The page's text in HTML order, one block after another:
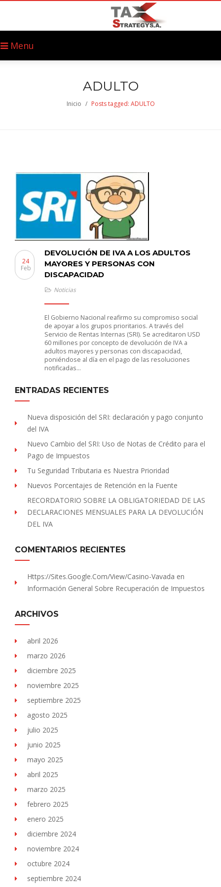
Menu
ADULTO
Inicio / Posts tagged: ADULTO
DEVOLUCIÓN DE IVA A LOS ADULTOS
MAYORES Y PERSONAS CON
DISCAPACIDAD
24
Feb
Noticias
El Gobierno Nacional reafirmo su compromiso social
de apoyar a los grupos prioritarios. A través del
Servicio de Rentas Internas (SRI). Se acreditaron USD
60 millones por concepto de devolución de IVA a
adultos mayores y personas con discapacidad,
poniéndose al día en el pago de las resoluciones
notificadas…
ENTRADAS RECIENTES
Nueva disposición del SRI: declaración y pago conjunto
del IVA
Nuevo Cambio del SRI: Uso de Notas de Crédito para el
Pago de Impuestos
Tu Seguridad Tributaria es Nuestra Prioridad
Nuevos Porcentajes de Retención en la Fuente
RECORDATORIO SOBRE LA OBLIGATORIEDAD DE LAS
DECLARACIONES MENSUALES PARA LA DEVOLUCIÓN
DEL IVA
COMENTARIOS RECIENTES
Https://sites.Google.com/view/Casino-Vavada en
Información General Sobre Recuperación de Impuestos
ARCHIVOS
abril 2026
marzo 2026
diciembre 2025
noviembre 2025
septiembre 2025
agosto 2025
julio 2025
junio 2025
mayo 2025
abril 2025
marzo 2025
febrero 2025
enero 2025
diciembre 2024
noviembre 2024
octubre 2024
septiembre 2024